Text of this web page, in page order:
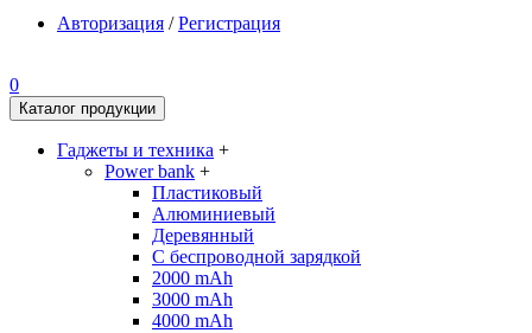
Авторизация /Регистрация
0
Каталог продукции
Гаджеты и техника +
Power bank +
Пластиковый
Алюминиевый
Деревянный
С беспроводной зарядкой
2000 mAh
3000 mAh
4000 mAh